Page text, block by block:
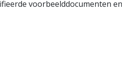
voorbeelddocumenten